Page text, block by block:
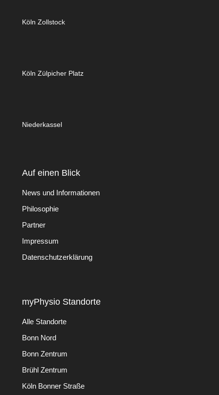
Köln Zollstock
Köln Zülpicher Platz
Niederkassel
Auf einen Blick
News und Informationen
Philosophie
Partner
Impressum
Datenschutzerklärung
myPhysio Standorte
Alle Standorte
Bonn Nord
Bonn Zentrum
Brühl Zentrum
Köln Bonner Straße